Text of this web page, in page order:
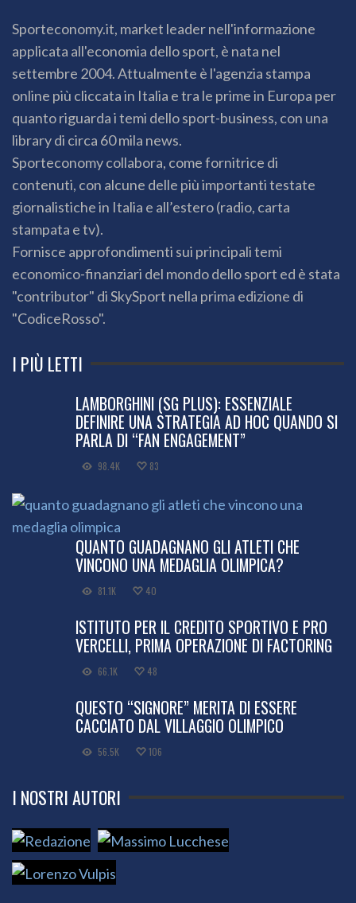
Sporteconomy.it, market leader nell'informazione
applicata all'economia dello sport, è nata nel
settembre 2004. Attualmente è l'agenzia stampa
online più cliccata in Italia e tra le prime in Europa per
quanto riguarda i temi dello sport-business, con una
library di circa 60 mila news.
Sporteconomy collabora, come fornitrice di
contenuti, con alcune delle più importanti testate
giornalistiche in Italia e all’estero (radio, carta
stampata e tv).
Fornisce approfondimenti sui principali temi
economico-finanziari del mondo dello sport ed è stata
"contributor" di SkySport nella prima edizione di
"CodiceRosso".
I PIÙ LETTI
LAMBORGHINI (SG PLUS): ESSENZIALE
DEFINIRE UNA STRATEGIA AD HOC QUANDO SI
PARLA DI “FAN ENGAGEMENT”
98.4K 83
QUANTO GUADAGNANO GLI ATLETI CHE
VINCONO UNA MEDAGLIA OLIMPICA?
81.1K 40
ISTITUTO PER IL CREDITO SPORTIVO E PRO
VERCELLI, PRIMA OPERAZIONE DI FACTORING
66.1K 48
QUESTO “SIGNORE” MERITA DI ESSERE
CACCIATO DAL VILLAGGIO OLIMPICO
56.5K 106
I NOSTRI AUTORI